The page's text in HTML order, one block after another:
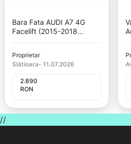
Bara Fata AUDI A7 4G
Facelift (2015-2018...
Proprietar
Slătioara- 11.07.2026
2.890
RON
//